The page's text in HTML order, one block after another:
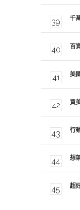
千
百
美
買
行
想
超